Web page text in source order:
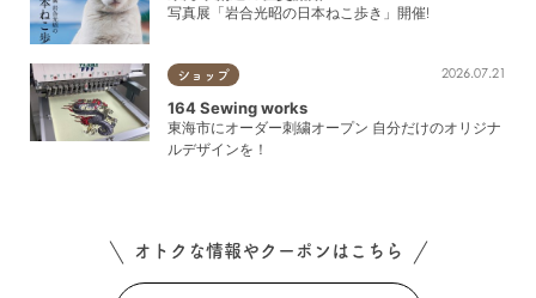
写真展「岩合光昭の日本ねこ歩き」開催!
ショップ 2026.07.21
164 Sewing works
東海市にオーダー刺繍オープン 自分だけのオリジナ
ルデザインを！
オトクな情報やクーポンはこちら